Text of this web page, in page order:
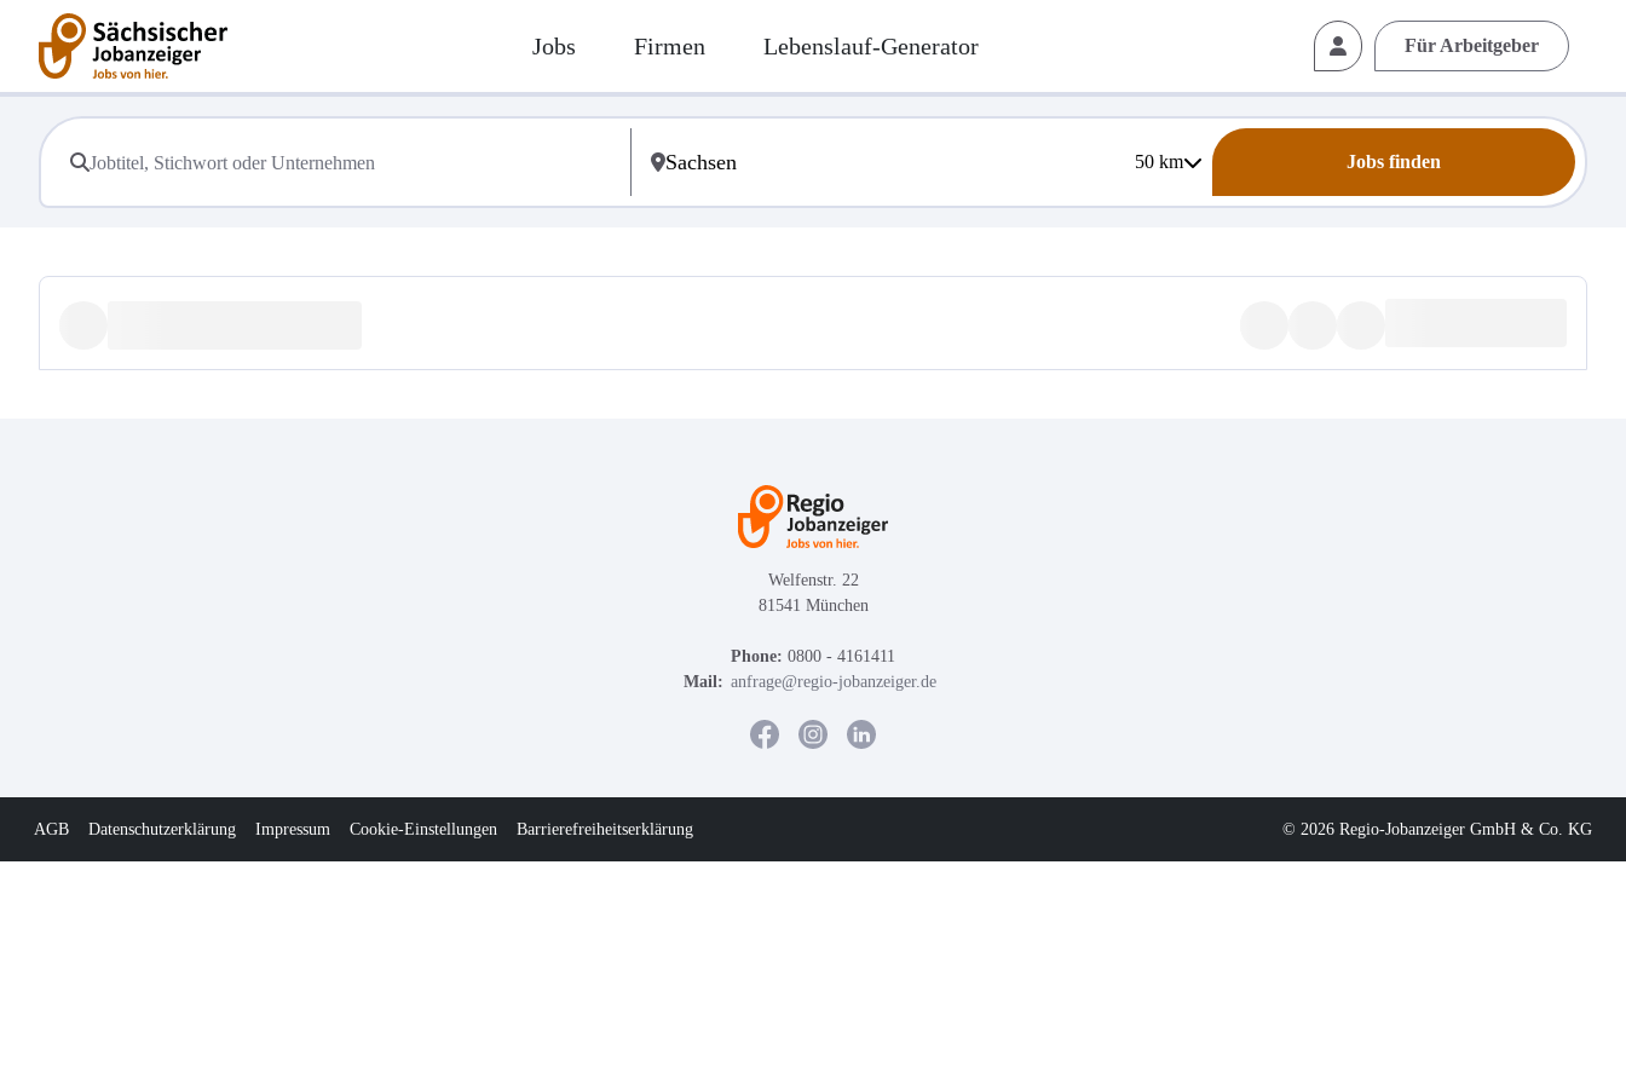
Jobs Firmen Lebenslauf-Generator Für Arbeitgeber
50km Jobs finden
Welfenstr. 22
81541 München
Phone: 0800 - 4161411
Mail: anfrage@regio-jobanzeiger.de
AGB Datenschutzerklärung Impressum Cookie-Einstellungen Barrierefreiheitserklärung © 2026 Regio-Jobanzeiger GmbH & Co. KG